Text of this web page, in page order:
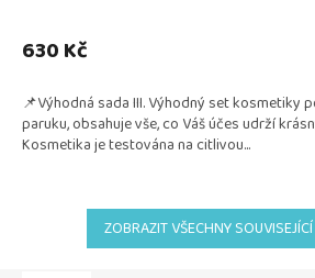
produktu
je
z
5
hvězdiček.
630 Kč
📌Výhodná sada III. Výhodný set kosmetiky
paruku, obsahuje vše, co Váš účes udrží
Kosmetika je testována na citlivou...
ZOBRAZIT VŠECHNY